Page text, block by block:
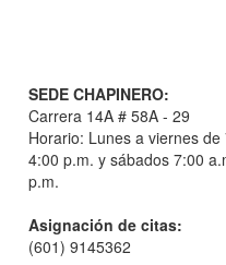
SEDE CHAPINERO:
Carrera 14A # 58A - 29
Horario: Lunes a viernes de
4:00 p.m. y sábados 7:00
p.m.
Asignación de citas:
(601) 9145362